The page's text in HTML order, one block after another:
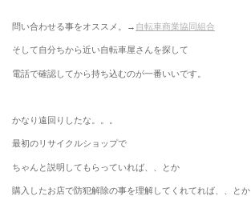
問い合わせる事をオススメ。→ 自転車商業協同組合
そして自分ちから近い自転車屋さんを探して
電話で確認してから持ち込むのが一番いいです。
かなり遠回りしたな。。。
最初のリサイクルショップで
ちゃんと説明してもらっていれば、、とか
購入したお店で防犯解除の事を理解してくれてれば、、とか